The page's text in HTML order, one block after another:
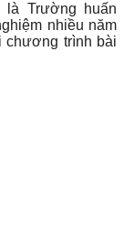
là Trường huấn
nhiều năm
chương trình bài